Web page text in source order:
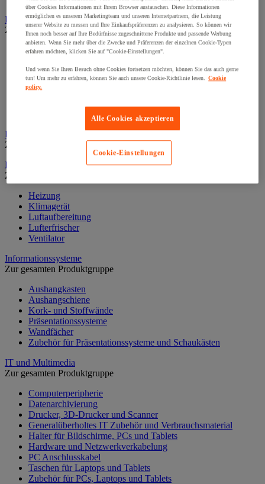
Dekoration und Information
Zur gesamten Produktgruppe
Ausstellungsvitrine
Klebefolie für Fenster
Kunstpflanze fürs Büro
Landkarten
Fußstütze für Büro
Zur gesamten Produktgruppe
Heizung, Klima und Luftaufbereitung
Zur gesamten Produktgruppe
Heizung
Klimagerät
Luftaufbereitung
Lufterfrischer
Ventilator
Informationssysteme
Zur gesamten Produktgruppe
Aushangkasten
Aushangschiene
Kork- und Stoffwände
Präsentationssysteme
Wandfächer
Zubehör für Präsentationssysteme und Schaukästen
IT und Multimedia
Zur gesamten Produktgruppe
Computerperipherie
Datenarchivierung
Drucker, 3D-Drucker und Scanner
Generalüberholtes IT Zubehör und Verbrauchsmaterial
Halter für Bildschirme, PCs und Tablets
Hardware und Netzwerkverkabelung
PC Anschlusskabel
Taschen für Laptops und Tablets
Zubehör für PCs, Laptops und Tablets
über Cookies Informationen mit Ihrem Browser austauschen. Diese Informationen
ermöglichen es unserem Marketingteam und unseren Internetpartnern, die Leistung
unserer Website zu messen und Ihre Einkaufspräferenzen zu analysieren. So können wir
Ihnen noch besser auf Ihre Bedürfnisse zugeschnittene Produkte und passende Werbung
anbieten. Wenn Sie mehr über die Zwecke und Präferenzen der einzelnen Cookie-Typen
erfahren möchten, klicken Sie auf "Cookie-Einstellungen".
Und wenn Sie Ihren Besuch ohne Cookies fortsetzen möchten, können Sie das auch gerne
tun! Um mehr zu erfahren, können Sie auch unsere Cookie-Richtlinie lesen. Cookie
policy.
Alle Cookies akzeptieren
Cookie-Einstellungen